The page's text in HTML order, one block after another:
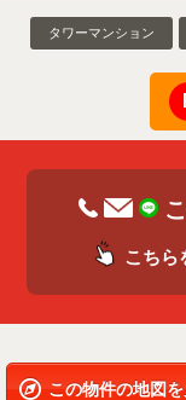
タワーマンション
こ
こちら
この物件の地図